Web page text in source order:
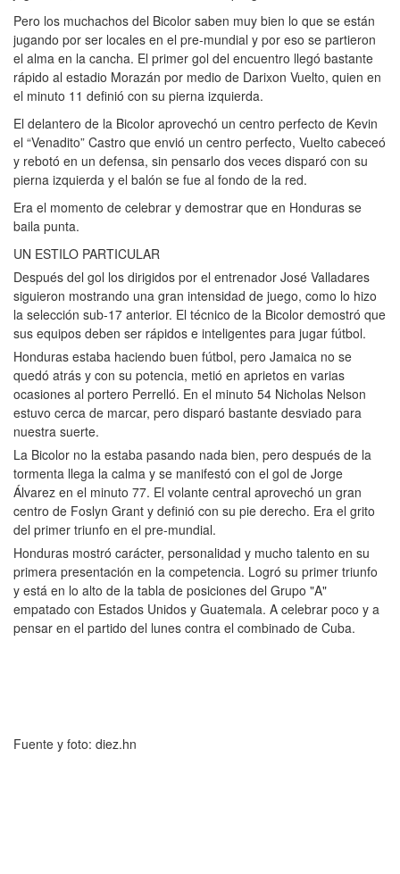
Pero los muchachos del Bicolor saben muy bien lo que se están
jugando por ser locales en el pre-mundial y por eso se partieron
el alma en la cancha. El primer gol del encuentro llegó bastante
rápido al estadio Morazán por medio de Darixon Vuelto, quien en
el minuto 11 definió con su pierna izquierda.
El delantero de la Bicolor aprovechó un centro perfecto de Kevin
el “Venadito” Castro que envió un centro perfecto, Vuelto cabeceó
y rebotó en un defensa, sin pensarlo dos veces disparó con su
pierna izquierda y el balón se fue al fondo de la red.
Era el momento de celebrar y demostrar que en Honduras se
baila punta.
UN ESTILO PARTICULAR
Después del gol los dirigidos por el entrenador José Valladares
siguieron mostrando una gran intensidad de juego, como lo hizo
la selección sub-17 anterior. El técnico de la Bicolor demostró que
sus equipos deben ser rápidos e inteligentes para jugar fútbol.
Honduras estaba haciendo buen fútbol, pero Jamaica no se
quedó atrás y con su potencia, metió en aprietos en varias
ocasiones al portero Perrelló. En el minuto 54 Nicholas Nelson
estuvo cerca de marcar, pero disparó bastante desviado para
nuestra suerte.
La Bicolor no la estaba pasando nada bien, pero después de la
tormenta llega la calma y se manifestó con el gol de Jorge
Álvarez en el minuto 77. El volante central aprovechó un gran
centro de Foslyn Grant y definió con su pie derecho. Era el grito
del primer triunfo en el pre-mundial.
Honduras mostró carácter, personalidad y mucho talento en su
primera presentación en la competencia. Logró su primer triunfo
y está en lo alto de la tabla de posiciones del Grupo "A"
empatado con Estados Unidos y Guatemala. A celebrar poco y a
pensar en el partido del lunes contra el combinado de Cuba.
Fuente y foto: diez.hn